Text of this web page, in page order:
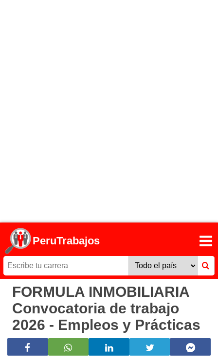
PeruTrabajos
FORMULA INMOBILIARIA
Convocatoria de trabajo
2026 - Empleos y Prácticas